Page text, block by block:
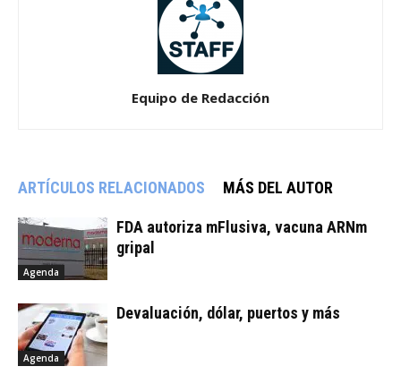
Equipo de Redacción
ARTÍCULOS RELACIONADOS MÁS DEL AUTOR
Agenda
FDA autoriza mFlusiva, vacuna ARNm
gripal
Agenda
Devaluación, dólar, puertos y más